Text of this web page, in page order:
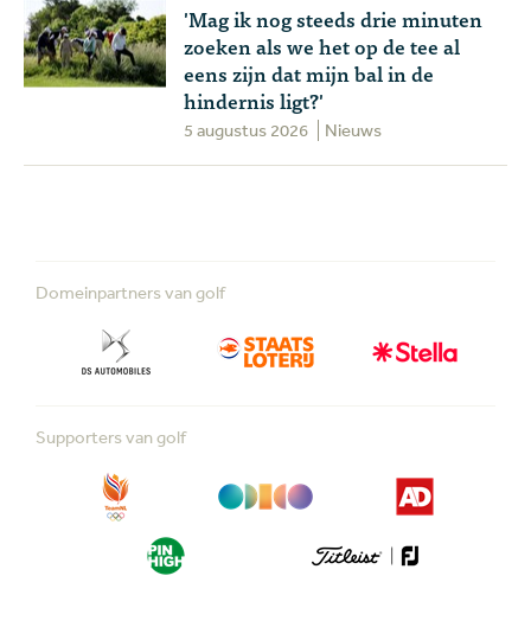
'Mag ik nog steeds drie minuten
zoeken als we het op de tee al
eens zijn dat mijn bal in de
hindernis ligt?'
5 augustus 2026 Nieuws
Domeinpartners van golf
Supporters van golf